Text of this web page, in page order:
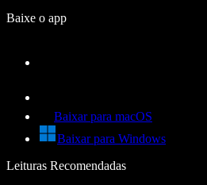
Baixe o app
Baixar para macOS
Baixar para Windows
Leituras Recomendadas